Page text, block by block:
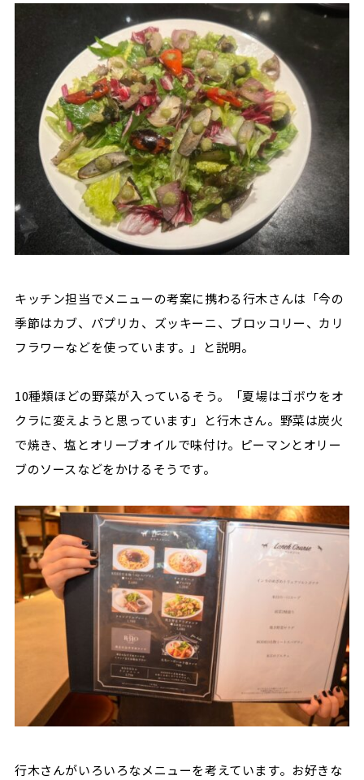
キッチン担当でメニューの考案に携わる行木さんは「今の
季節はカブ、パプリカ、ズッキーニ、ブロッコリー、カリ
フラワーなどを使っています。」と説明。
10種類ほどの野菜が入っているそう。「夏場はゴボウをオ
クラに変えようと思っています」と行木さん。野菜は炭火
で焼き、塩とオリーブオイルで味付け。ピーマンとオリー
ブのソースなどをかけるそうです。
行木さんがいろいろなメニューを考えています。お好きな